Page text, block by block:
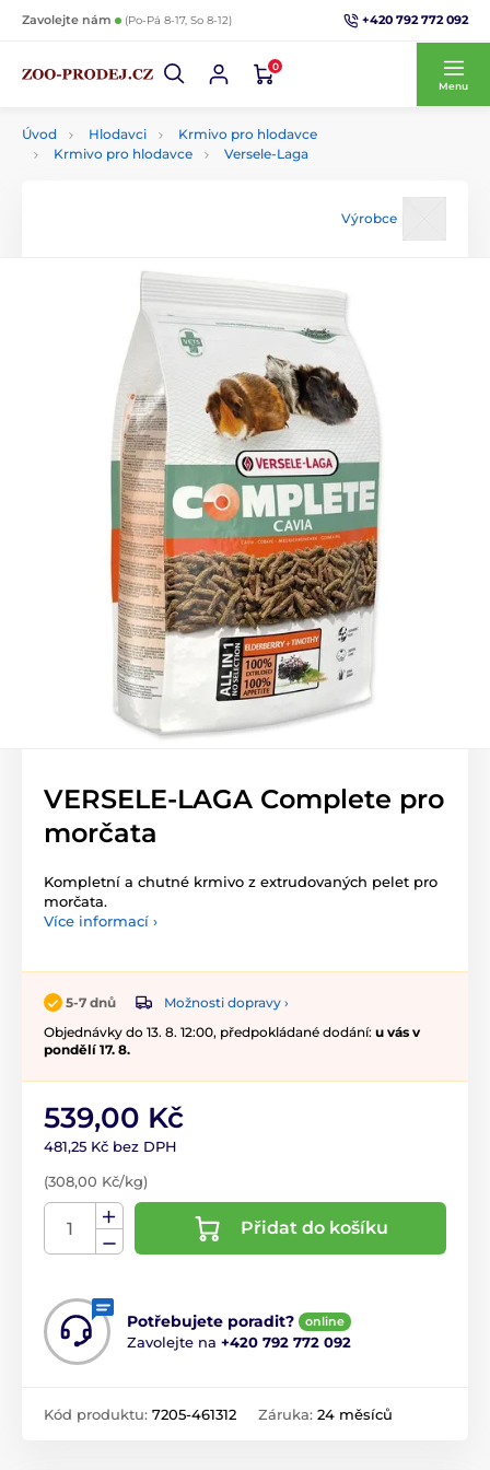
Zavolejte nám (Po-Pá 8-17, So 8-12) +420 792 772 092
0
Menu
Úvod Hlodavci
Krmivo pro hlodavce
Krmivo pro hlodavce
Versele-Laga
Výrobce
VERSELE-LAGA Complete pro
morčata
Kompletní a chutné krmivo z extrudovaných pelet pro
morčata.
Více informací ›
5-7 dnů
Možnosti dopravy ›
Objednávky do 13. 8. 12:00, předpokládané dodání: u vás v
pondělí 17. 8.
539,00 Kč
481,25 Kč bez DPH
(308,00 Kč/kg)
Přidat do košíku
Potřebujete poradit? online
Zavolejte na +420 792 772 092
Kód produktu: 7205-461312 Záruka: 24 měsíců